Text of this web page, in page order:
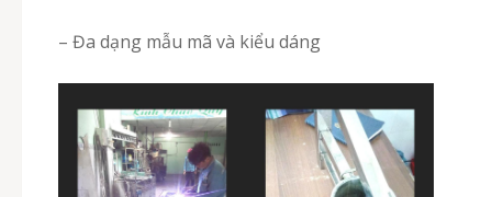
– Đa dạng mẫu mã và kiểu dáng